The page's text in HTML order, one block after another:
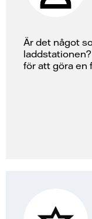
Är det något
för att göra en